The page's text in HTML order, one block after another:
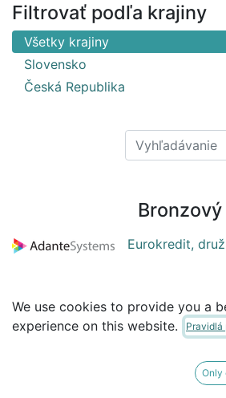
Filtrovať podľa krajiny
Všetky krajiny
Slovensko
Česká Republika
Bronzový
Eurokredit,
Origamis s.r.o.
rimedo s. r. o.
We use cookies to provide you a
experience on this website.
Only